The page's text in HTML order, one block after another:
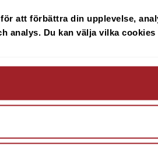
att förbättra din upplevelse,
analys. Du kan välja vilka